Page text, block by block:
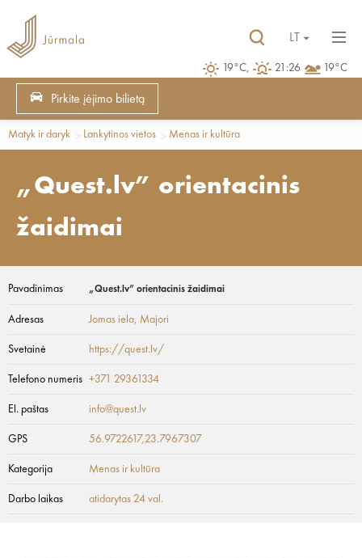
19°C, 21:26 19°C
LT
Pirkite įėjimo bilietą
Matyk ir daryk Lankytinos vietos Menas ir kultūra
„Quest.lv” orientacinis
žaidimai
Pavadinimas „Quest.lv” orientacinis žaidimai
Adresas Jomas iela, Majori
Svetainė https://quest.lv/
Telefono numeris +371 29361334
El. paštas info@quest.lv
GPS 56.9722617,23.7967307
Kategorija Menas ir kultūra
Darbo laikas atidarytas 24 val.